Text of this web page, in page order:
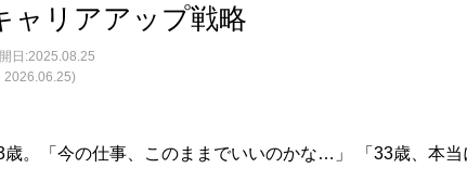
ャリアアップ戦略
2025.08.25
歳。「今の仕事、このままでいいのかな…」 「33歳、本